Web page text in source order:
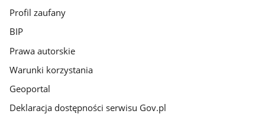
Profil zaufany
BIP
Prawa autorskie
Warunki korzystania
Geoportal
Deklaracja dostępności serwisu Gov.pl